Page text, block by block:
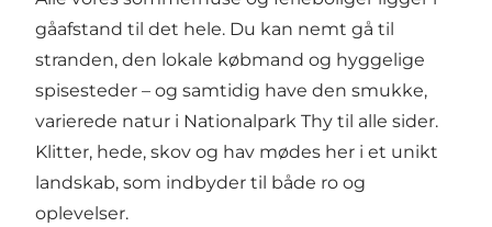
gåafstand til det hele. Du kan nemt gå til
stranden, den lokale købmand og hyggelige
spisesteder – og samtidig have den smukke,
varierede natur i Nationalpark Thy til alle sider.
Klitter, hede, skov og hav mødes her i et unikt
landskab, som indbyder til både ro og
oplevelser.